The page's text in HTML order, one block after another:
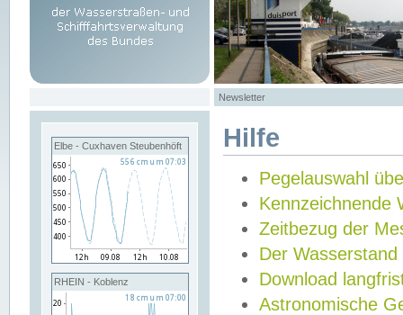
Newsletter
Elbe - Cuxhaven Steubenhöft
RHEIN - Koblenz
Hilfe
Pegelauswahl
Kennzeichnende
Zeitbezug der
Der Wasserstand
Download
Astronomische